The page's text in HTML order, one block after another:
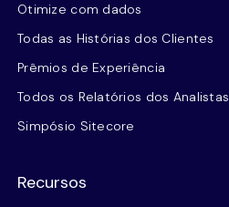
Otimize com dados
Todas as Histórias dos Clientes
Prêmios de Experiência
Todos os Relatórios dos Analistas
Simpósio Sitecore
Recursos